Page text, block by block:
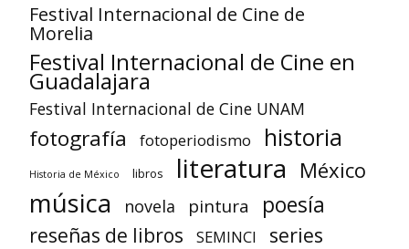
Festival Internacional de Cine de
Morelia
Festival Internacional de Cine en
Guadalajara
Festival Internacional de Cine UNAM
fotografía fotoperiodismo historia
Historia de México libros literatura México
música novela pintura poesía
reseñas de libros SEMINCI series